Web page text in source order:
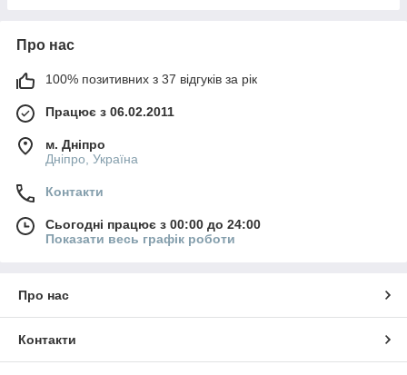
Про нас
100% позитивних з 37 відгуків за рік
Працює з 06.02.2011
м. Дніпро
Дніпро, Україна
Контакти
Сьогодні працює з 00:00 до 24:00
Показати весь графік роботи
Про нас
Контакти